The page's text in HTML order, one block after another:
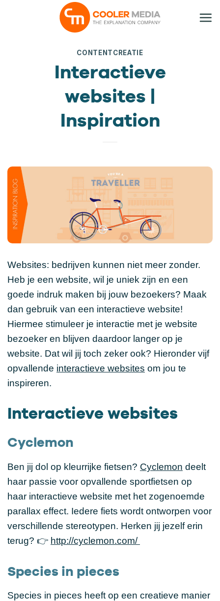
CONTENTCREATIE
Interactieve
websites |
Inspiration
Websites: bedrijven kunnen niet meer zonder.
Heb je een website, wil je uniek zijn en een
goede indruk maken bij jouw bezoekers? Maak
dan gebruik van een interactieve website!
Hiermee stimuleer je interactie met je website
bezoeker en blijven daardoor langer op je
website. Dat wil jij toch zeker ook? Hieronder vijf
opvallende interactieve websites om jou te
inspireren.
Interactieve websites
Cyclemon
Ben jij dol op kleurrijke fietsen? Cyclemon deelt
haar passie voor opvallende sportfietsen op
haar interactieve website met het zogenoemde
parallax effect. Iedere fiets wordt ontworpen voor
verschillende stereotypen. Herken jij jezelf erin
terug? 👉 http://cyclemon.com/
Species in pieces
Species in pieces heeft op een creatieve manier